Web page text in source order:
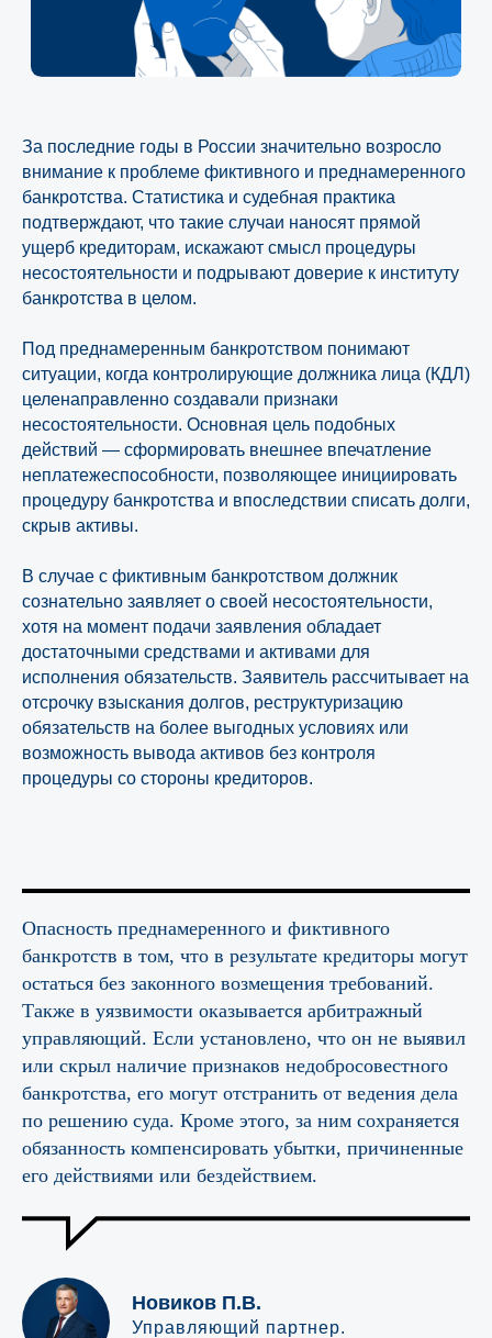
За последние годы в России значительно возросло
внимание к проблеме фиктивного и преднамеренного
банкротства. Статистика и судебная практика
подтверждают, что такие случаи наносят прямой
ущерб кредиторам, искажают смысл процедуры
несостоятельности и подрывают доверие к институту
банкротства в целом.
Под преднамеренным банкротством понимают
ситуации, когда контролирующие должника лица (КДЛ)
целенаправленно создавали признаки
несостоятельности. Основная цель подобных
действий — сформировать внешнее впечатление
неплатежеспособности, позволяющее инициировать
процедуру банкротства и впоследствии списать долги,
скрыв активы.
В случае с фиктивным банкротством должник
сознательно заявляет о своей несостоятельности,
хотя на момент подачи заявления обладает
достаточными средствами и активами для
исполнения обязательств. Заявитель рассчитывает на
отсрочку взыскания долгов, реструктуризацию
обязательств на более выгодных условиях или
возможность вывода активов без контроля
процедуры со стороны кредиторов.
Опасность преднамеренного и фиктивного
банкротств в том, что в результате кредиторы могут
остаться без законного возмещения требований.
Также в уязвимости оказывается арбитражный
управляющий. Если установлено, что он не выявил
или скрыл наличие признаков недобросовестного
банкротства, его могут отстранить от ведения дела
по решению суда. Кроме этого, за ним сохраняется
обязанность компенсировать убытки, причиненные
его действиями или бездействием.
Новиков П.В.
Управляющий партнер.